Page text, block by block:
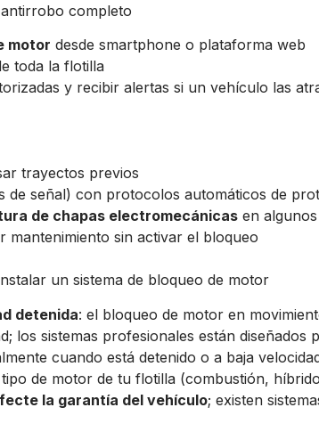
completo
motor desde smartphone o plataforma web
toda la flotilla
y recibir alertas si un vehículo las
trayectos previos
de señal) con protocolos automáticos de
de chapas electromecánicas en
mantenimiento sin activar el bloqueo
un sistema de bloqueo de motor
detenida: el bloqueo de motor en
los sistemas profesionales están diseñados
cuando está detenido o a baja
de motor de tu flotilla (combustión,
la garantía del vehículo; existen